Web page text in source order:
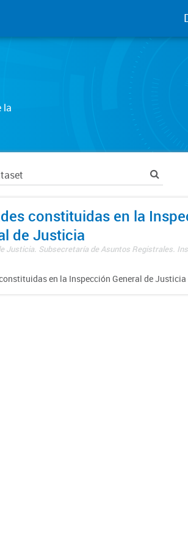
la
constituidas en la
de Justicia
Justicia. Subsecretaría de Asuntos Registrales.
en la Inspección General de Justicia